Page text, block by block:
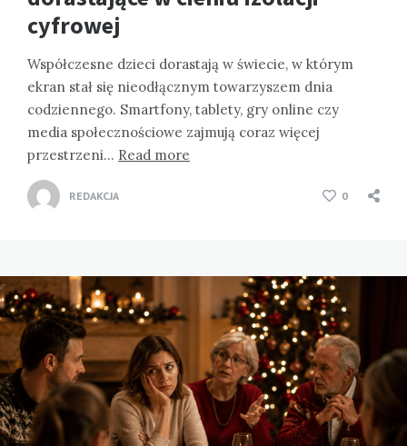
cyfrowej
Współczesne dzieci dorastają w świecie, w którym
ekran stał się nieodłącznym towarzyszem dnia
codziennego. Smartfony, tablety, gry online czy
media społecznościowe zajmują coraz więcej
przestrzeni… Read more
REDAKCJA 0